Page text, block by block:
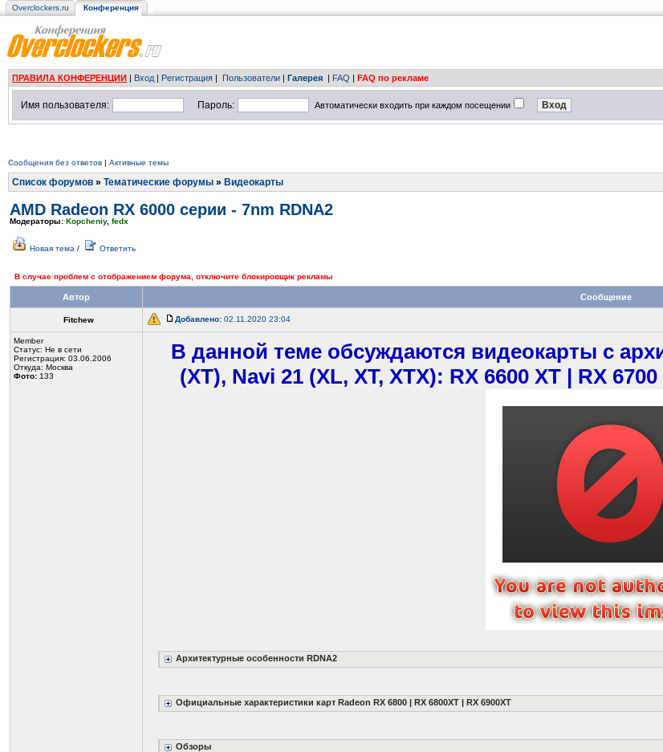
Overclockers.ru Конференция
ПРАВИЛА КОНФЕРЕНЦИИ | Вход | Регистрация | Пользователи | Галерея | FAQ | FAQ по рекламе
Имя пользователя: Пароль: Автоматически входить при каждом посещении
Сообщения без ответов | Активные темы
Список форумов » Тематические форумы » Видеокарты
AMD Radeon RX 6000 серии - 7nm RDNA2
Модераторы: Kopcheniy, fedx
Новая тема / Ответить
В случае проблем с отображением форума, отключите блокировщик рекламы
Автор Сообщение
Fitchew Добавлено: 02.11.2020 23:04
Member
Статус: Не в сети
Регистрация: 03.06.2006
Откуда: Москва
Фото: 133
В данной теме обсуждаются видеокарты с
(XT), Navi 21 (XL, XT, XTX): RX 6600 XT | RX
Архитектурные особенности RDNA2
Официальные характеристики карт Radeon RX 6800 | RX 6800XT | RX 6900XT
Обзоры